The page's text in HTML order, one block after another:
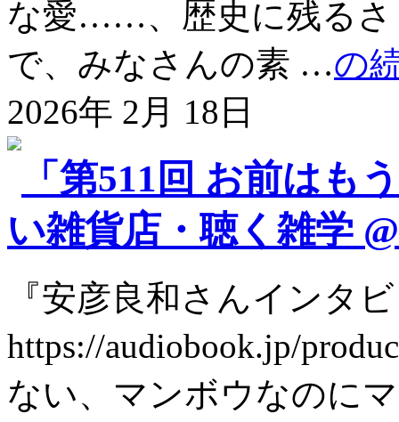
な愛……、歴史に残るさ
で、みなさんの素 …の
2026年 2月 18日
「第511回 お前はも
い雑貨店・聴く雑学
『安彦良和さんインタ
https://audiobook.jp/
ない、マンボウなのに